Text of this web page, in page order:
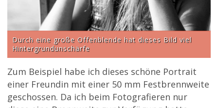
Durch eine große Offenblende hat dieses Bild viel
Hintergrundunschärfe
Zum Beispiel habe ich dieses schöne Portrait
einer Freundin mit einer 50 mm Festbrennweite
geschossen. Da ich beim Fotografieren nur